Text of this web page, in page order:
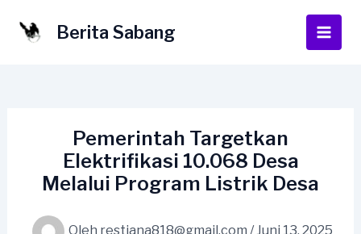
Berita Sabang
Main
Pemerintah Targetkan
Elektrifikasi 10.068 Desa
Melalui Program Listrik Desa
Oleh restiana818@gmail.com /Juni 13, 2025